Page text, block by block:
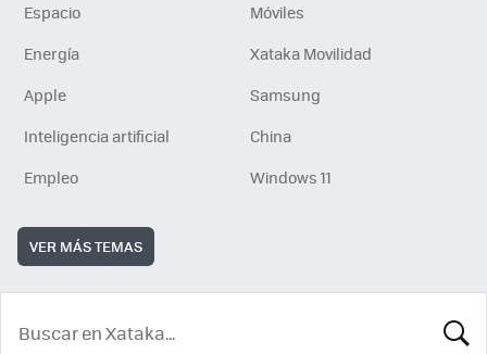
Espacio
Móviles
Energía
Xataka Movilidad
Apple
Samsung
Inteligencia artificial
China
Empleo
Windows 11
VER MÁS TEMAS